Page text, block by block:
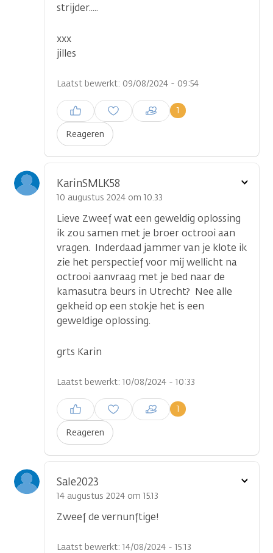
strijder.....
xxx
jilles
Laatst bewerkt: 09/08/2024 - 09:54
Reageren
1
Inloggen om een reactie te
plaatsen
KarinSMLK58
10 augustus 2024 om 10.33
Lieve Zweef wat een geweldig oplossing
ik zou samen met je broer octrooi aan
vragen. Inderdaad jammer van je klote ik
zie het perspectief voor mij wellicht na
octrooi aanvraag met je bed naar de
kamasutra beurs in Utrecht? Nee alle
gekheid op een stokje het is een
geweldige oplossing.
grts Karin
Laatst bewerkt: 10/08/2024 - 10:33
Reageren
1
Inloggen om een reactie te
plaatsen
Toon
Sale2023
14 augustus 2024 om 15.13
Zweef de vernunftige!
Laatst bewerkt: 14/08/2024 - 15:13
Toon